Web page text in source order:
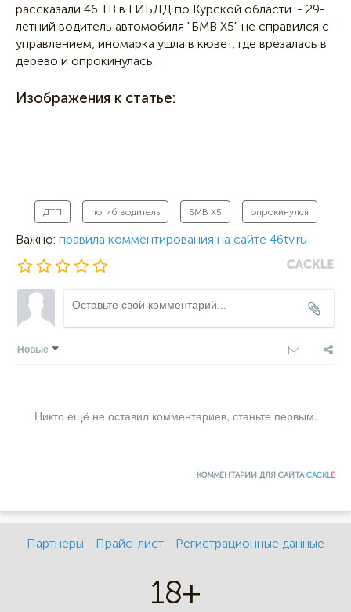
рассказали 46 ТВ в ГИБДД по Курской области. - 29-
летний водитель автомобиля "БМВ Х5" не справился с
управлением, иномарка ушла в кювет, где врезалась в
дерево и опрокинулась.
Изображения к статье:
ДТП погиб водитель БМВ Х5 опрокинулся
Важно: правила комментирования на сайте 46tv.ru
Новые
Никто ещё не оставил комментариев, станьте первым.
КОММЕНТАРИИ ДЛЯ САЙТАCACKLE
Партнеры Прайс-лист Регистрационные данные
18+